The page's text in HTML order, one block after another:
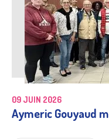
09 JUIN 2026
Aymeric Gouyaud